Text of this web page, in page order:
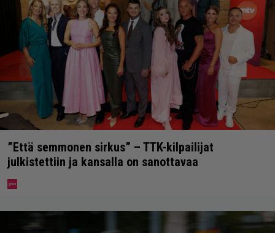
”Että semmonen sirkus” – TTK-kilpailijat
julkistettiin ja kansalla on sanottavaa